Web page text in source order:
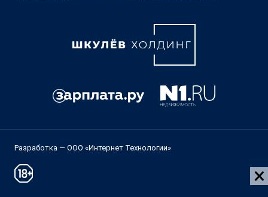
Разработка — ООО «Интернет Технологии»